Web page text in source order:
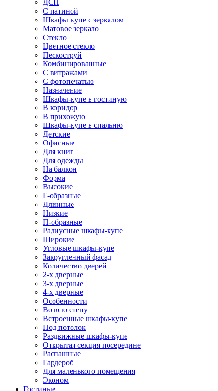
ДСП
С патиной
Шкафы-купе с зеркалом
Матовое зеркало
Стекло
Цветное стекло
Пескоструй
Комбинированные
С витражами
С фотопечатью
Назначение
Шкафы-купе в гостиную
В коридор
В прихожую
Шкафы-купе в спальню
Детские
Офисные
Для книг
Для одежды
На балкон
Форма
Высокие
Г-образные
Длинные
Низкие
П-образные
Радиусные шкафы-купе
Широкие
Угловые шкафы-купе
Закругленный фасад
Количество дверей
2-х дверные
3-х дверные
4-х дверные
Особенности
Во всю стену
Встроенные шкафы-купе
Под потолок
Раздвижные шкафы-купе
Открытая секция посередине
Распашные
Гардероб
Для маленького помещения
Эконом
Гостиные